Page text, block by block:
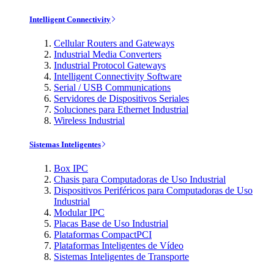
Intelligent Connectivity
Cellular Routers and Gateways
Industrial Media Converters
Industrial Protocol Gateways
Intelligent Connectivity Software
Serial / USB Communications
Servidores de Dispositivos Seriales
Soluciones para Ethernet Industrial
Wireless Industrial
Sistemas Inteligentes
Box IPC
Chasis para Computadoras de Uso Industrial
Dispositivos Periféricos para Computadoras de Uso
Industrial
Modular IPC
Placas Base de Uso Industrial
Plataformas CompactPCI
Plataformas Inteligentes de Vídeo
Sistemas Inteligentes de Transporte